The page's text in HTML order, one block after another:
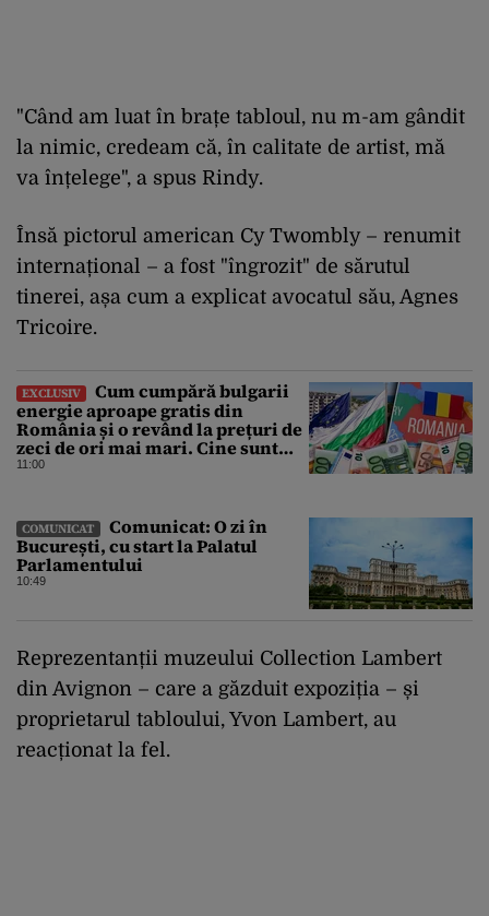
"Când am luat în brațe tabloul, nu m-am gândit
la nimic, credeam că, în calitate de artist, mă
va înțelege", a spus Rindy.
Însă pictorul american Cy Twombly – renumit
internațional – a fost "îngrozit" de sărutul
tinerei, așa cum a explicat avocatul său, Agnes
Tricoire.
EXCLUSIV
Cum cumpără bulgarii
energie aproape gratis din
România și o revând la prețuri de
zeci de ori mai mari. Cine sunt
noii „băieți deștepți” din energie
11:00
COMUNICAT
Comunicat: O zi în
București, cu start la Palatul
Parlamentului
10:49
Reprezentanții muzeului Collection Lambert
din Avignon – care a găzduit expoziția – și
proprietarul tabloului, Yvon Lambert, au
reacționat la fel.